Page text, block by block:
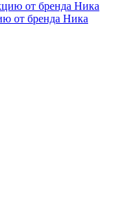
от бренда Ника